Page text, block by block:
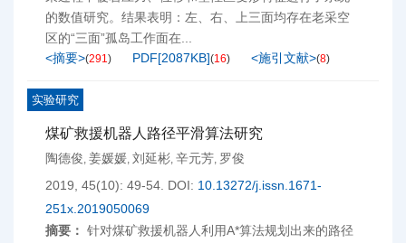
的数值研究。结果表明：左、右、上三面均存在老采空
区的“三面”孤岛工作面在...
<摘要>(291) PDF[2087KB](16) <施引文献>(8)
实验研究
煤矿救援机器人路径平滑算法研究
陶德俊, 姜媛媛, 刘延彬, 辛元芳, 罗俊
2019, 45(10): 49-54. DOI: 10.13272/j.issn.1671-
251x.2019050069
摘要： 针对煤矿救援机器人利用A*算法规划出来的路径